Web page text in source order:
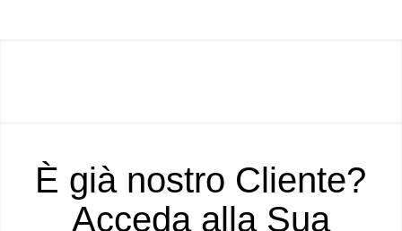
È già nostro Cliente?
Acceda alla Sua